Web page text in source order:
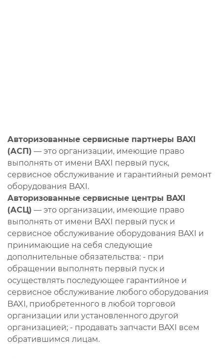
Авторизованные сервисные партнеры BAXI
(АСП) — это организации, имеющие право
выполнять от имени BAXI первый пуск,
сервисное обслуживание и гарантийный ремонт
оборудования BAXI.
Авторизованные сервисные центры BAXI
(АСЦ) — это организации, имеющие право
выполнять от имени BAXI первый пуск и
сервисное обслуживание оборудования BAXI и
принимающие на себя следующие
дополнительные обязательства: - при
обращении выполнять первый пуск и
осуществлять последующее гарантийное и
сервисное обслуживание любого оборудования
BAXI, приобретенного в любой торговой
организации или установленного другой
организацией; - продавать запчасти BAXI всем
обратившимся лицам.